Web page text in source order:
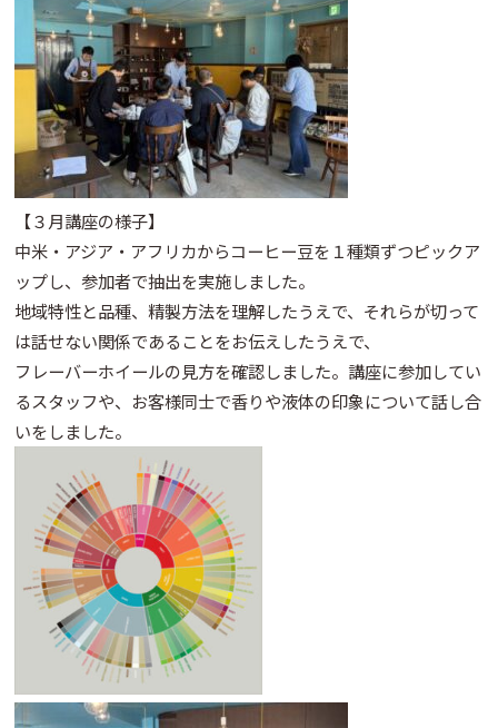
【３月講座の様子】
中米・アジア・アフリカからコーヒー豆を１種類ずつピックア
ップし、参加者で抽出を実施しました。
地域特性と品種、精製方法を理解したうえで、それらが切って
は話せない関係であることをお伝えしたうえで、
フレーバーホイールの見方を確認しました。講座に参加してい
るスタッフや、お客様同士で香りや液体の印象について話し合
いをしました。